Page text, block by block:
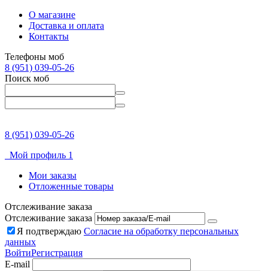
О магазине
Доставка и оплата
Контакты
Телефоны моб
8 (951) 039-05-26
Поиск моб
8 (951) 039-05-26
Мой профиль 1
Мои заказы
Отложенные товары
Отслеживание заказа
Отслеживание заказа
Я подтверждаю Согласие на обработку персональных
данных
ВойтиРегистрация
E-mail